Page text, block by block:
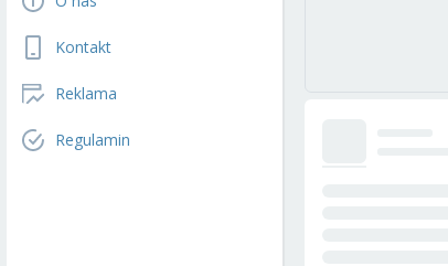
Kontakt
Reklama
Regulamin